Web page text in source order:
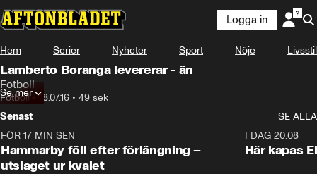
Logga in
Hem Serier Nyheter Sport Nöje Livsstil
Lamberto Boranga levererar - än
Fotboll
Fotboll•18.07.16 • 49 sek
Se mer
Senast
SE ALLA
FÖR 17 MIN SEN
Hammarby föll efter förlängning –
utslaget ur kvalet
I DAG 20:08
Här kapas